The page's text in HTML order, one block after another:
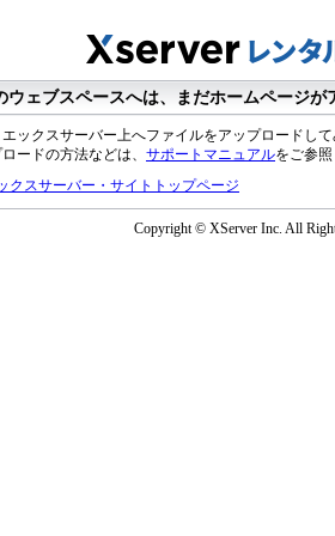
ウェブスペースへは、まだホームページ
ックスサーバー上へファイルをアップロードして
ードの方法などは、 サポートマニュアルをご参照
クスサーバー・サイトトップページ
Copyright © XServer Inc. All